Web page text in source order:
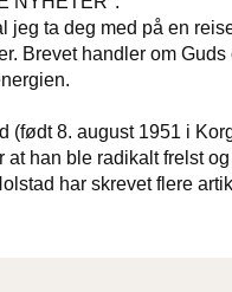
jeg ta deg med på en
Brevet handler om
(født 8. august 1951 i
at han ble radikalt frelst
har skrevet flere